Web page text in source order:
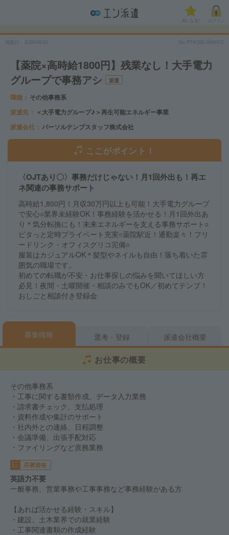
気になる!
2026/08/05 No.PTKO26-0534972
【薬院×高時給1800円】残業なし！大手電力
グループで事務アシ
派遣
職種
その他事務系
派遣先
＜大手電力グループ♪＞再生可能エネルギー事業
派遣会社
パーソルテンプスタッフ株式会社
ここがポイント！
〈OJTあり〇〉事務だけじゃない！月1回外出も！再エ
ネ関連の事務サポート
高時給1,800円！月収30万円以上も可能！大手電力グループ
で安心○業界未経験OK！事務経験を活かせる！月1回外出あ
り＊気分転換にも！未来エネルギーを支える事務サポート○
ピタっと定時プライベート充実○薬院駅近！通勤楽々！フリ
ードリンク・オフィスグリコ完備○
服装はカジュアルOK＊髪型やネイルも自由！落ち着いた雰
囲気の職場です。
初めての転職が不安・お仕事探しの悩みを聞いてほしい方
必見！夜間・土曜開催・相談のみでもOK／初めてテンプ！
おしごと相談付き登録会
募集情報 選考・登録 派遣会社概要
お仕事の概要
その他事務系
・工事に関する書類作成、データ入力業務
・請求書チェック、支払処理
・資料作成や集計のサポート
・社内外との連絡、日程調整
・会議準備、出張手配対応
・ファイリングなど庶務業務
応募資格
英語力不要
一般事務、営業事務や工事事務など事務経験がある方
【あれば活かせる経験・スキル】
・建設、土木業界での就業経験
・工事関連書類の作成経験